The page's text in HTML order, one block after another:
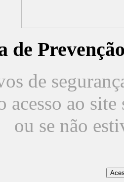
de
de
acesso ao
ou se não